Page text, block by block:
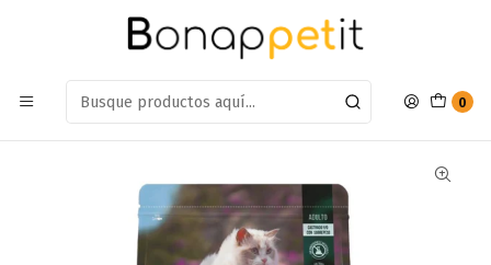
0
Estamos en: Antumalal 612, Quilicura Míranos en Maps
Alimento Nutrique Gato Adulto Esterilizado Weight 2kg